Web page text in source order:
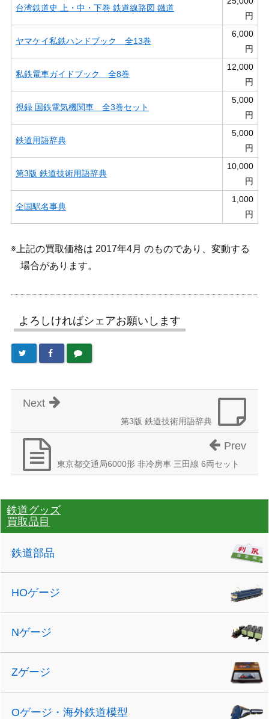
台湾鉄道史 上・中・下巻 鉄道線路図 鐵道
円
ヤマケイ私鉄ハンドブック 全13巻
6,000
円
私鉄電車ガイドブック 全8巻
12,000
円
視録 国鉄電気機関車 全3巻セット
5,000
円
鉄道用語辞典
5,000
円
第3版 鉄道技術用語辞典
10,000
円
全国駅名事典
1,000
円
※上記の買取価格は 2017年4月 のものであり、変動する
場合があります。
よろしければシェアお願いします
第3版 鉄道技術用語辞典
Next
東京都交通局6000形 非冷房車 三田線 6両セット
Prev
鉄道グッズ
買取品目
鉄道部品
HOゲージ
Nゲージ
Zゲージ
Oゲージ・海外鉄道模型